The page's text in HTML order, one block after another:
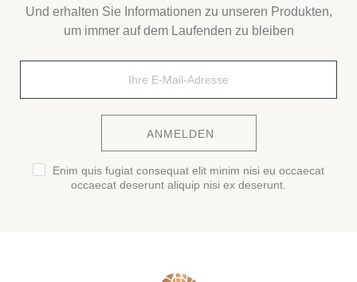
Und erhalten Sie Informationen zu unseren Produkten,
um immer auf dem Laufenden zu bleiben
ANMELDEN
Enim quis fugiat consequat elit minim nisi eu occaecat
occaecat deserunt aliquip nisi ex deserunt.